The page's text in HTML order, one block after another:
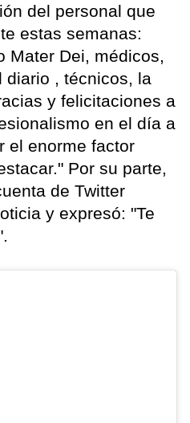
del personal que
estas semanas:
Mater Dei, médicos,
diario , técnicos, la
y felicitaciones a
en el día a
el enorme factor
Por su parte,
de Twitter
y expresó: "Te